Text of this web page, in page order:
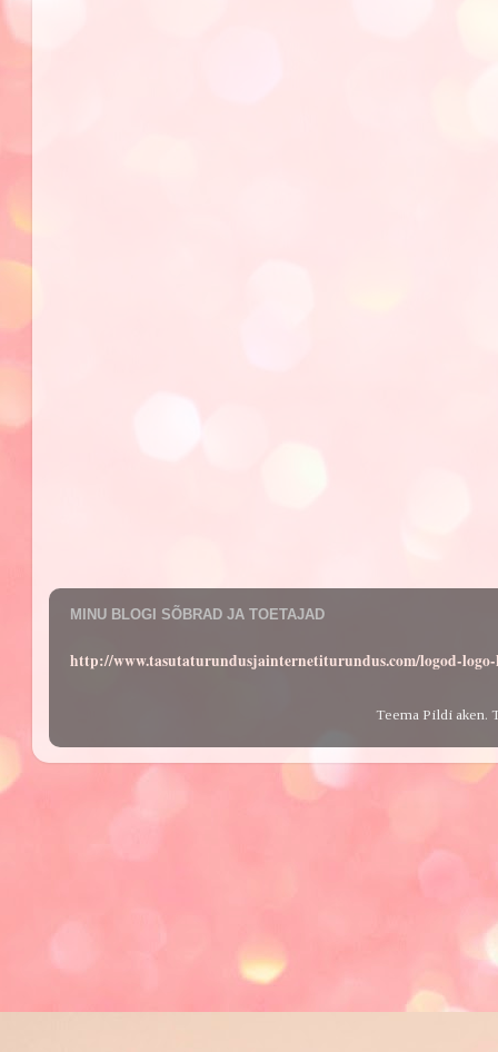
MINU BLOGI SÕBRAD JA TOETAJAD
http://www.tasutaturundusjainternetiturundus.com/logod-
Teema Pildi aken.